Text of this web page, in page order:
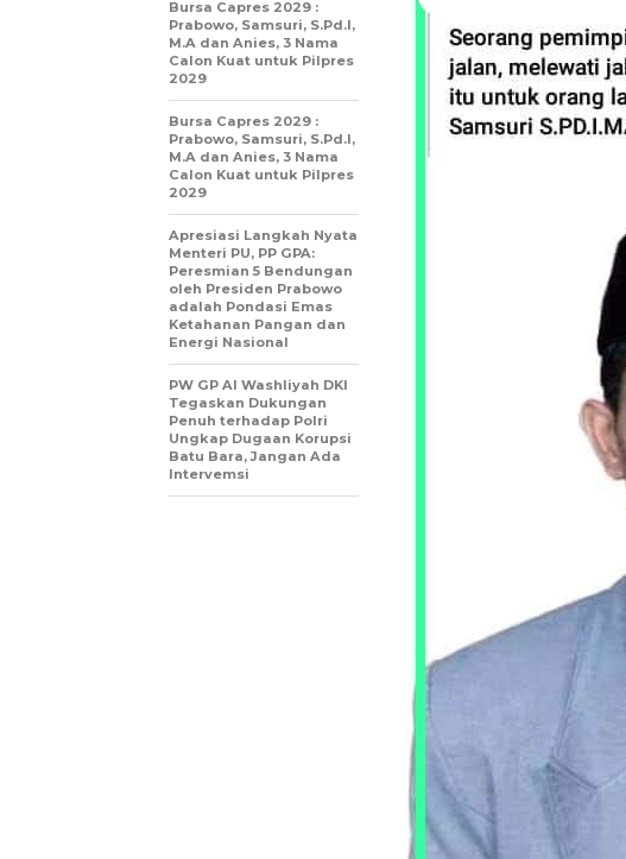
Bursa Capres 2029 :
Prabowo, Samsuri, S.Pd.I,
M.A dan Anies, 3 Nama
Calon Kuat untuk Pilpres
2029
Bursa Capres 2029 :
Prabowo, Samsuri, S.Pd.I,
M.A dan Anies, 3 Nama
Calon Kuat untuk Pilpres
2029
Apresiasi Langkah Nyata
Menteri PU, PP GPA:
Peresmian 5 Bendungan
oleh Presiden Prabowo
adalah Pondasi Emas
Ketahanan Pangan dan
Energi Nasional
PW GP Al Washliyah DKI
Tegaskan Dukungan
Penuh terhadap Polri
Ungkap Dugaan Korupsi
Batu Bara, Jangan Ada
Intervemsi